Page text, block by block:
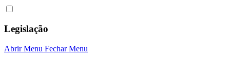
Legislação
Abrir Menu Fechar Menu